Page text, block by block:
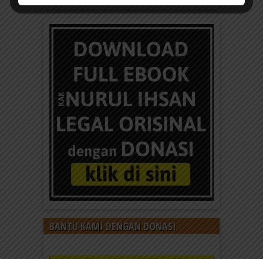
BANTU KAMI DENGAN DONASI